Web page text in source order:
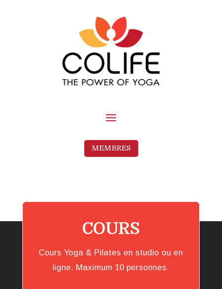
MEMBRES
COURS
Cours Yoga & Pilates en studio ou en
ligne. Maximum 10 personnes.